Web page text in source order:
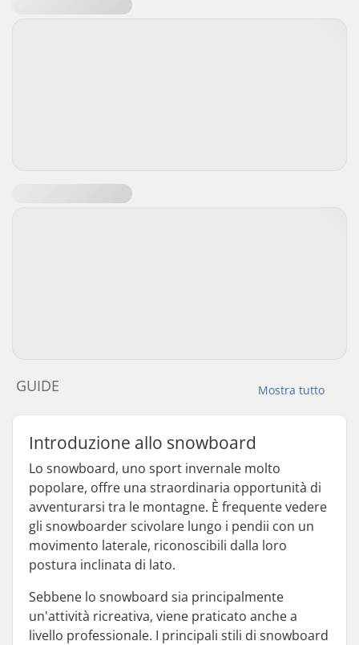
Mostra tutto
GUIDE
Introduzione allo snowboard
Lo snowboard, uno sport invernale molto
popolare, offre una straordinaria opportunità di
avventurarsi tra le montagne. È frequente vedere
gli snowboarder scivolare lungo i pendii con un
movimento laterale, riconoscibili dalla loro
postura inclinata di lato.
Sebbene lo snowboard sia principalmente
un'attività ricreativa, viene praticato anche a
livello professionale. I principali stili di snowboard